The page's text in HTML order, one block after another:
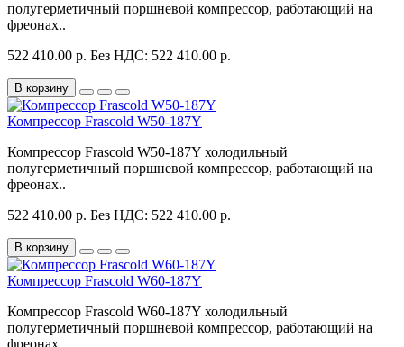
полугерметичный поршневой компрессор, работающий на
фреонах..
522 410.00 р. Без НДС: 522 410.00 р.
В корзину
Компрессор Frascold W50-187Y
Компрессор Frascold W50-187Y холодильный
полугерметичный поршневой компрессор, работающий на
фреонах..
522 410.00 р. Без НДС: 522 410.00 р.
В корзину
Компрессор Frascold W60-187Y
Компрессор Frascold W60-187Y холодильный
полугерметичный поршневой компрессор, работающий на